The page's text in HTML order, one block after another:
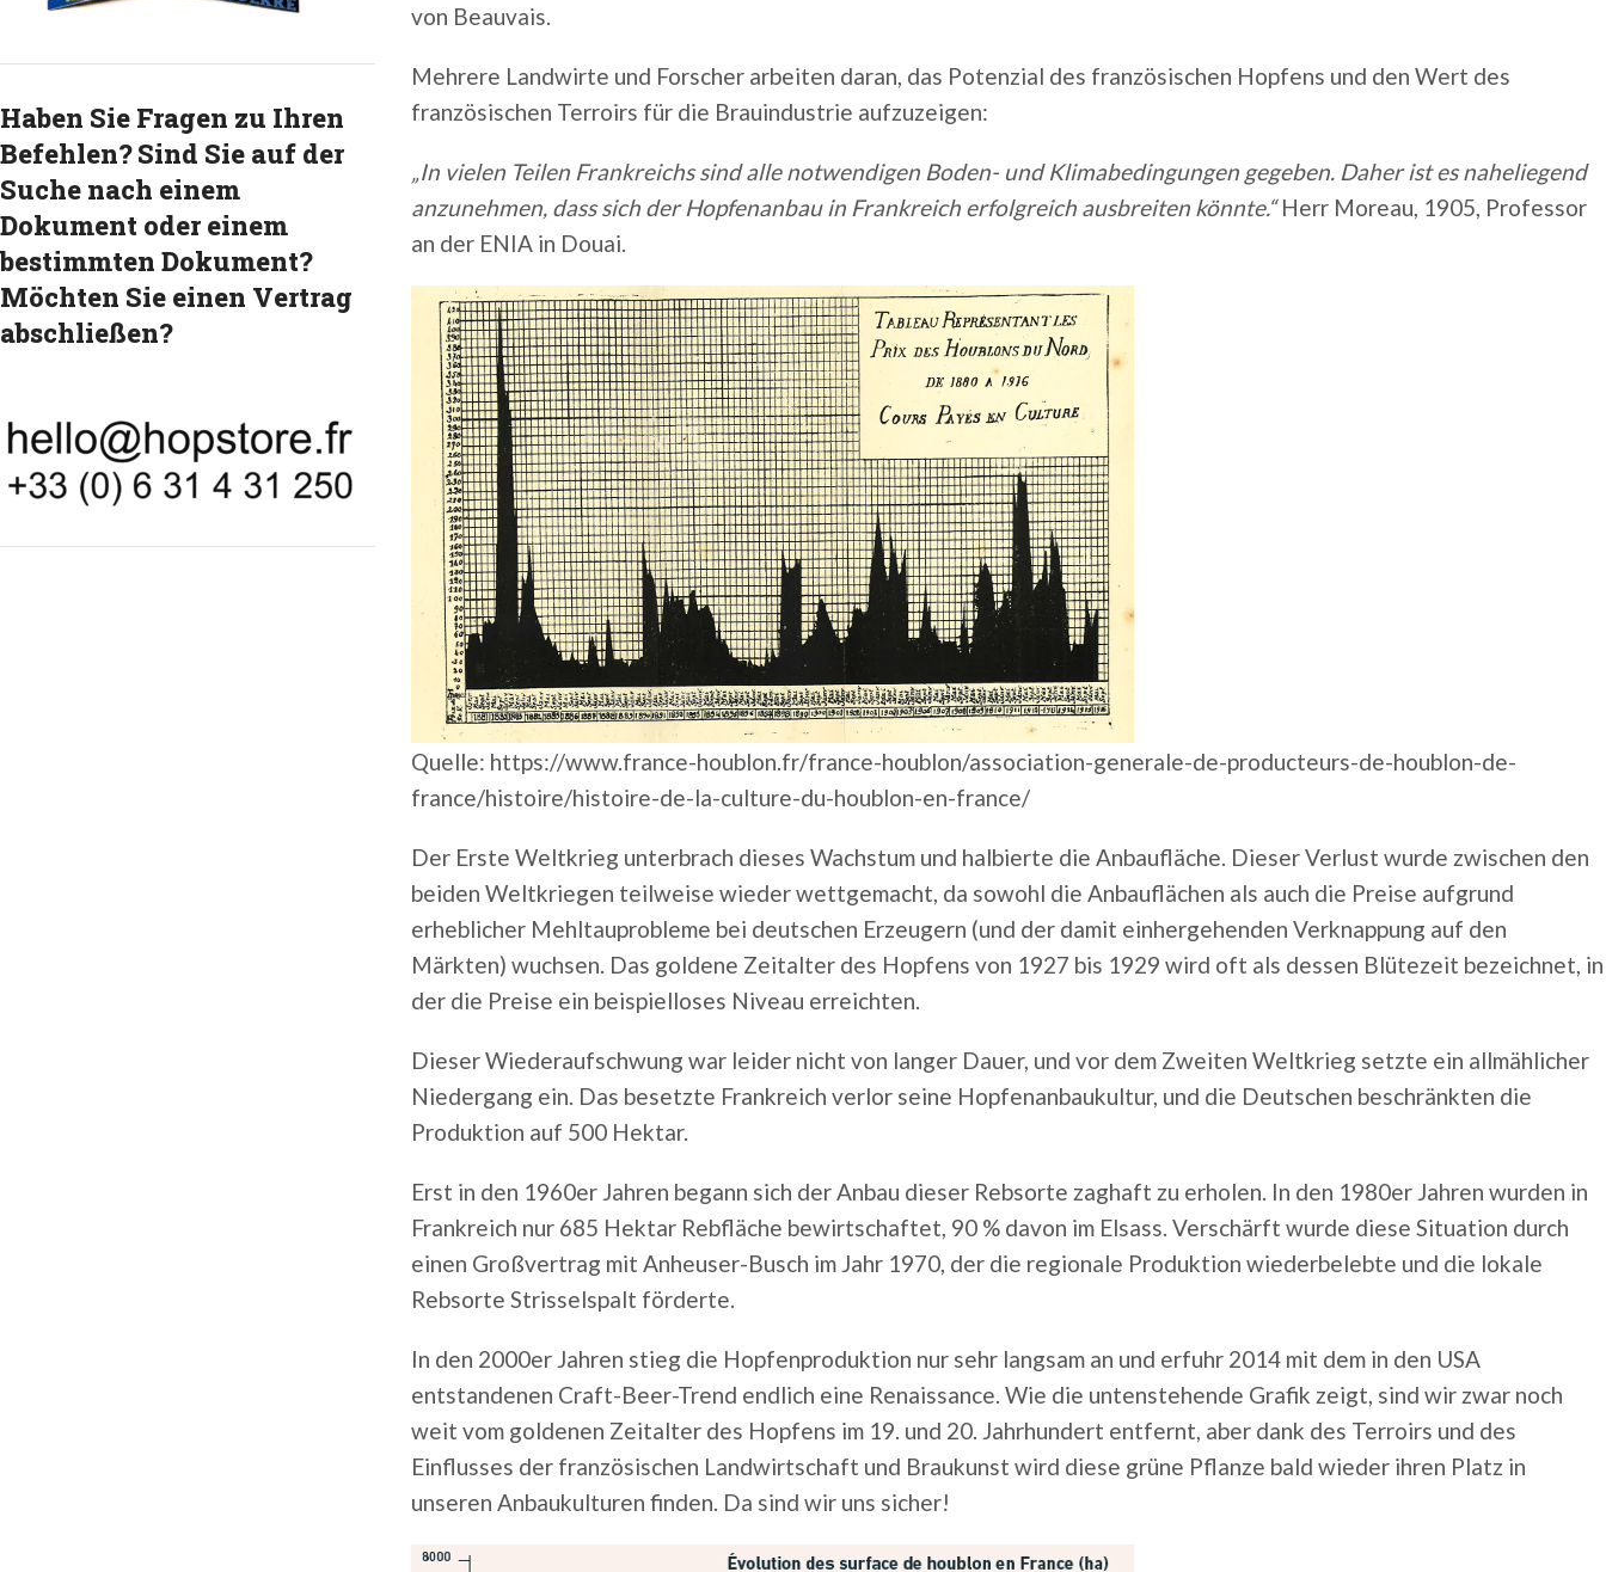
Haben Sie Fragen zu Ihren
Befehlen? Sind Sie auf der
Suche nach einem
Dokument oder einem
bestimmten Dokument?
Möchten Sie einen Vertrag
abschließen?
von Beauvais.
Mehrere Landwirte und Forscher arbeiten daran, das Potenzial des französischen Hopfens und den Wert des
französischen Terroirs für die Brauindustrie aufzuzeigen:
„In vielen Teilen Frankreichs sind alle notwendigen Boden- und Klimabedingungen gegeben. Daher ist es naheliegend
anzunehmen, dass sich der Hopfenanbau in Frankreich erfolgreich ausbreiten könnte.“Herr Moreau, 1905, Professor
an der ENIA in Douai.
Quelle: https://www.france-houblon.fr/france-houblon/association-generale-de-producteurs-de-houblon-de-
france/histoire/histoire-de-la-culture-du-houblon-en-france/
Der Erste Weltkrieg unterbrach dieses Wachstum und halbierte die Anbaufläche. Dieser Verlust wurde zwischen den
beiden Weltkriegen teilweise wieder wettgemacht, da sowohl die Anbauflächen als auch die Preise aufgrund
erheblicher Mehltauprobleme bei deutschen Erzeugern (und der damit einhergehenden Verknappung auf den
Märkten) wuchsen. Das goldene Zeitalter des Hopfens von 1927 bis 1929 wird oft als dessen Blütezeit bezeichnet, in
der die Preise ein beispielloses Niveau erreichten.
Dieser Wiederaufschwung war leider nicht von langer Dauer, und vor dem Zweiten Weltkrieg setzte ein allmählicher
Niedergang ein. Das besetzte Frankreich verlor seine Hopfenanbaukultur, und die Deutschen beschränkten die
Produktion auf 500 Hektar.
Erst in den 1960er Jahren begann sich der Anbau dieser Rebsorte zaghaft zu erholen. In den 1980er Jahren wurden in
Frankreich nur 685 Hektar Rebfläche bewirtschaftet, 90 % davon im Elsass. Verschärft wurde diese Situation durch
einen Großvertrag mit Anheuser-Busch im Jahr 1970, der die regionale Produktion wiederbelebte und die lokale
Rebsorte Strisselspalt förderte.
In den 2000er Jahren stieg die Hopfenproduktion nur sehr langsam an und erfuhr 2014 mit dem in den USA
entstandenen Craft-Beer-Trend endlich eine Renaissance. Wie die untenstehende Grafik zeigt, sind wir zwar noch
weit vom goldenen Zeitalter des Hopfens im 19. und 20. Jahrhundert entfernt, aber dank des Terroirs und des
Einflusses der französischen Landwirtschaft und Braukunst wird diese grüne Pflanze bald wieder ihren Platz in
unseren Anbaukulturen finden. Da sind wir uns sicher!